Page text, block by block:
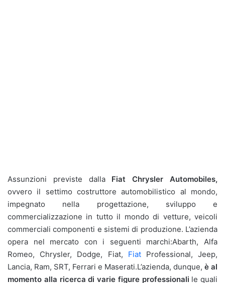
Assunzioni previste dalla Fiat Chrysler Automobiles,
ovvero il settimo costruttore automobilistico al mondo,
impegnato nella progettazione, sviluppo e
commercializzazione in tutto il mondo di vetture, veicoli
commerciali componenti e sistemi di produzione. L’azienda
opera nel mercato con i seguenti marchi:Abarth, Alfa
Romeo, Chrysler, Dodge, Fiat, FiatProfessional, Jeep,
Lancia, Ram, SRT, Ferrari e Maserati.L’azienda, dunque, è al
momento alla ricerca di varie figure professionali le quali